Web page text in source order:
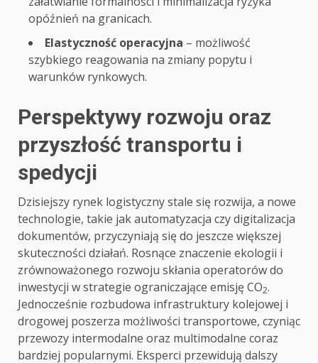
opóźnień na granicach.
Elastyczność operacyjna – możliwość
szybkiego reagowania na zmiany popytu i
warunków rynkowych.
Perspektywy rozwoju oraz
przyszłość transportu i
spedycji
Dzisiejszy rynek logistyczny stale się rozwija, a nowe
technologie, takie jak automatyzacja czy digitalizacja
dokumentów, przyczyniają się do jeszcze większej
skuteczności działań. Rosnące znaczenie ekologii i
zrównoważonego rozwoju skłania operatorów do
inwestycji w strategie ograniczające emisję CO2.
Jednocześnie rozbudowa infrastruktury kolejowej i
drogowej poszerza możliwości transportowe, czyniąc
przewozy intermodalne oraz multimodalne coraz
bardziej popularnymi. Eksperci przewidują dalszy